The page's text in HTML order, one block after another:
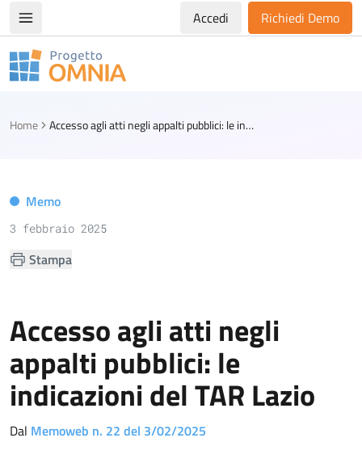
Apri/chiudi menù di navigazioneAccedi Richiedi Demo
Progetto Omnia
Home Accesso agli atti negli appalti pubblici: le indicazioni del TAR Lazio
Memo
3 febbraio 2025
Stampa
Accesso agli atti negli
appalti pubblici: le
indicazioni del TAR Lazio
Dal Memoweb n. 22 del 3/02/2025